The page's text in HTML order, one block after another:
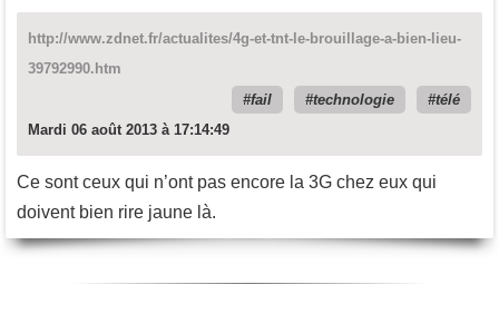
http://www.zdnet.fr/actualites/4g-et-tnt-le-brouillage-a-bien-lieu-
39792990.htm
fail
technologie
télé
Mardi 06 août 2013 à 17:14:49
Ce sont ceux qui n’ont pas encore la 3G chez eux qui
doivent bien rire jaune là.